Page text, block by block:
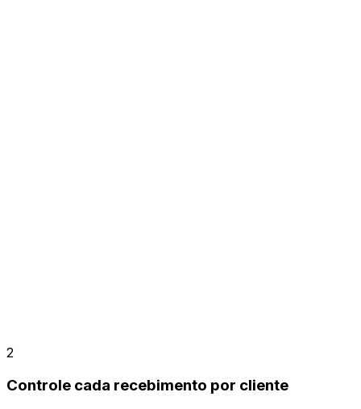
2
Controle cada recebimento por cliente